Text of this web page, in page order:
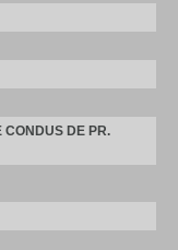
CONDUS DE PR.